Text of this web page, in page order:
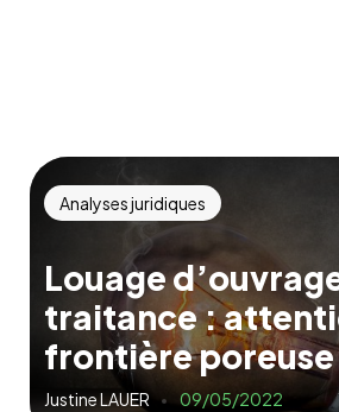
Analyses juridiques
Louage
traitance :
frontière
Justine LAUER 09/05/2022